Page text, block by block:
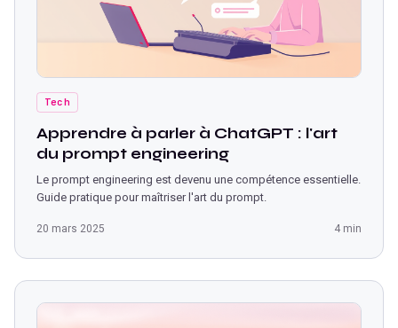
Tech
Apprendre à parler à ChatGPT : l'art
du prompt engineering
Le prompt engineering est devenu une compétence essentielle.
Guide pratique pour maîtriser l'art du prompt.
20 mars 2025 4 min